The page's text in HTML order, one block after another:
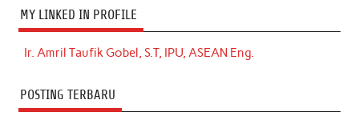
MY LINKED IN PROFILE
Ir. Amril Taufik Gobel, S.T, IPU, ASEAN Eng.
POSTING TERBARU